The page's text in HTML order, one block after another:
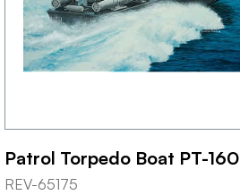
Patrol Torpedo Boat PT-160
REV-65175